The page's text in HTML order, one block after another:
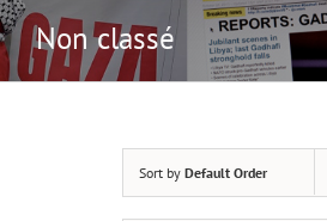
Non classé
Sort by Default Order